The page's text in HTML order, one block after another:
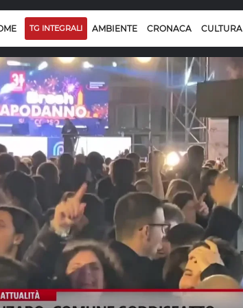
TG INTEGRALI AMBIENTE CRONACA CULTURA